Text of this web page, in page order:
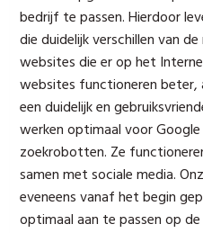
bedrijf te passen. Hierdoor
die duidelijk verschillen van
websites die er op het
websites functioneren beter,
een duidelijk en
werken optimaal voor Google
zoekrobotten. Ze
samen met sociale media.
eveneens vanaf het begin
optimaal aan te passen op